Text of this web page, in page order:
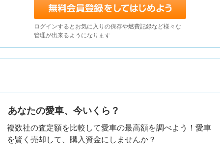
ログインするとお気に入りの保存や燃費記録など様々な
管理が出来るようになります
あなたの愛車、今いくら？
複数社の査定額を比較して愛車の最高額を調べよう！愛車
を賢く売却して、購入資金にしませんか？